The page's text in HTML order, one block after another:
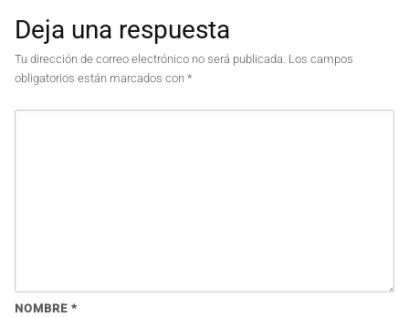
Deja una respuesta
Tu dirección de correo electrónico no será publicada. Los campos
obligatorios están marcados con *
NOMBRE *